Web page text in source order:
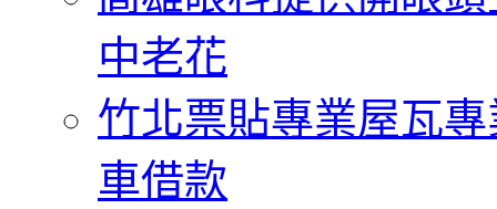
中老花
竹北票貼專業屋瓦
車借款